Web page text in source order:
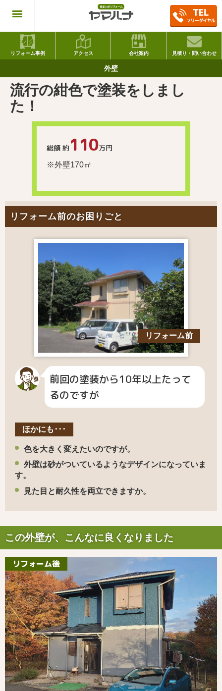
リフォーム事例 アクセス 会社案内 見積り・問い合わせ
外壁
流行の紺色で塗装をしまし
た！
総額 約 110万円
※外壁170㎡
リフォーム前のお困りごと
リフォーム前
前回の塗装から10年以上たって
るのですが
ほかにも･･･
色を大きく変えたいのですが。
外壁は砂がついているようなデザインになっていま
す。
見た目と耐久性を両立できますか。
この外壁が、こんなに良くなりました
リフォーム後